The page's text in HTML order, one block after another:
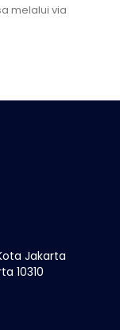
melalui via
Jakarta
10310